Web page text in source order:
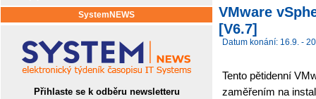
SystemNEWS
Přihlaste se k odběru newsletteru
VMware
[V6.7]
Datum konání: 16.9. -
Tento pětidenní
zaměřením na